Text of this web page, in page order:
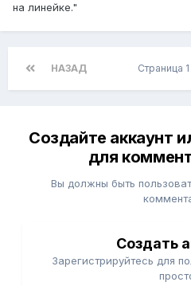
на линейке."
НАЗАД Страница 1
Создайте аккаунт
для
Вы должны быть
Создать
Зарегистрируйтесь для